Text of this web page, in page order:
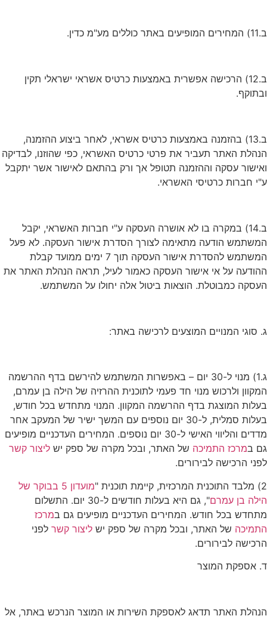
ב.11) המחירים המופיעים באתר כוללים מע"מ כדין.
ב.12) הרכישה אפשרית באמצעות כרטיס אשראי ישראלי תקין
ובתוקף.
ב.13) בהזמנה באמצעות כרטיס אשראי, לאחר ביצוע ההזמנה,
הנהלת האתר תעביר את פרטי כרטיס האשראי, כפי שהוזנו, לבדיקה
ואישור עסקה וההזמנה תטופל אך ורק בהתאם לאישור אשר יתקבל
ע"י חברות כרטיסי האשראי.
ב.14) במקרה בו לא אושרה העסקה ע"י חברות האשראי, יקבל
המשתמש הודעה מתאימה לצורך הסדרת אישור העסקה. לא פעל
המשתמש להסדרת אישור העסקה תוך 7 ימים ממועד קבלת
ההודעה על אי אישור העסקה כאמור לעיל, תראה הנהלת האתר את
העסקה כמבוטלת. הוצאות ביטול אלה יחולו על המשתמש.
ג. סוגי המנויים המוצעים לרכישה באתר:
ג.1) מנוי ל-30 יום – באפשרות המשתמש להירשם בדף ההרשמה
המקוון ולרכוש מנוי חד פעמי לתוכנית ההרזיה של הילה בן עמרם,
בעלות המוצגת בדף ההרשמה המקוון. המנוי מתחדש בכל חודש,
בעלות סמלית, ל-30 יום נוספים עם המשך ישיר של המעקב אחר
מדדים והליווי האישי ל-30 יום נוספים. המחירים העדכניים מופיעים
גם במרכז התמיכה של האתר, ובכל מקרה של ספק יש ליצור קשר
לפני הרכישה לבירורים.
2) מלבד התוכנית המרכזית, קיימת תוכנית "
מועדון 5 בבוקר של
הילה בן עמרם
", גם היא בעלות חודשים ל-30 יום. התשלום
מתחדש בכל חודש. המחירים העדכניים מופיעים גם במרכז
התמיכה של האתר, ובכל מקרה של ספק יש ליצור קשר לפני
הרכישה לבירורים.
ד. אספקת המוצר
הנהלת האתר תדאג לאספקת השירות או המוצר הנרכש באתר, אל